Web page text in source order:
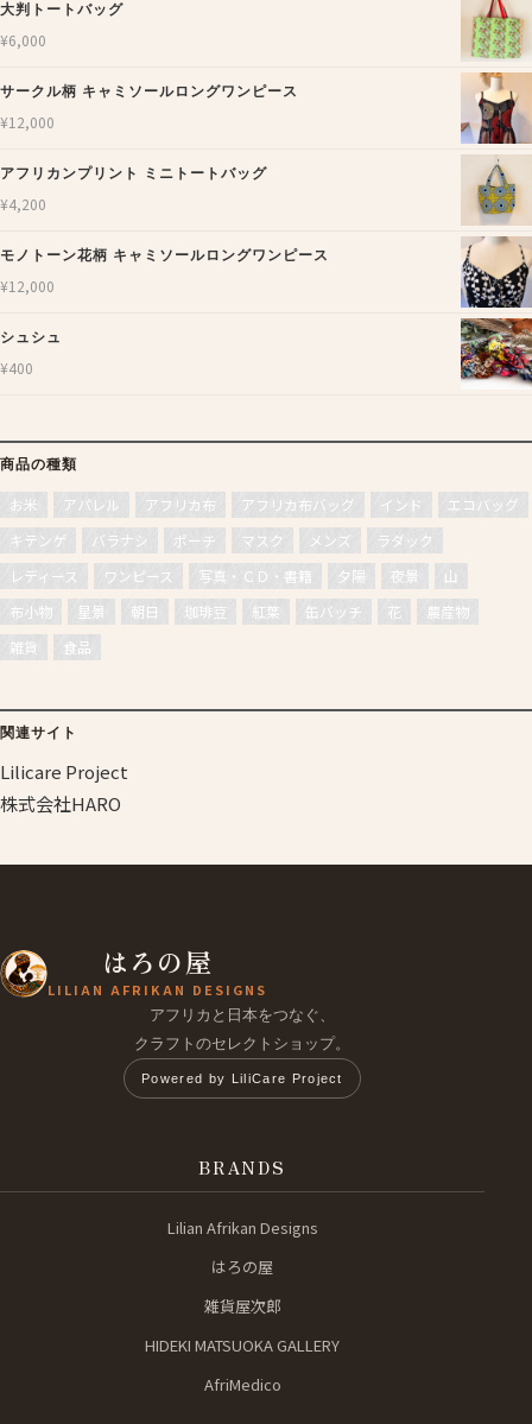
大判トートバッグ
¥6,000
サークル柄 キャミソールロングワンピース
¥12,000
アフリカンプリント ミニトートバッグ
¥4,200
モノトーン花柄 キャミソールロングワンピース
¥12,000
シュシュ
¥400
商品の種類
お米 アパレル アフリカ布 アフリカ布バッグ インド
エコバッグ
キテンゲ
バラナシ ポーチ マスク メンズ
ラダック
レディース
ワンピース 写真・ＣＤ・書籍 夕陽 夜景
山
布小物
星景 朝日 珈琲豆 紅葉 缶バッチ 花
農産物
雑貨
食品
関連サイト
Lilicare Project
株式会社HARO
はろの屋
LILIAN AFRIKAN DESIGNS
アフリカと日本をつなぐ、
クラフトのセレクトショップ。
Powered by LiliCare Project
BRANDS
Lilian Afrikan Designs
はろの屋
雑貨屋次郎
HIDEKI MATSUOKA GALLERY
AfriMedico